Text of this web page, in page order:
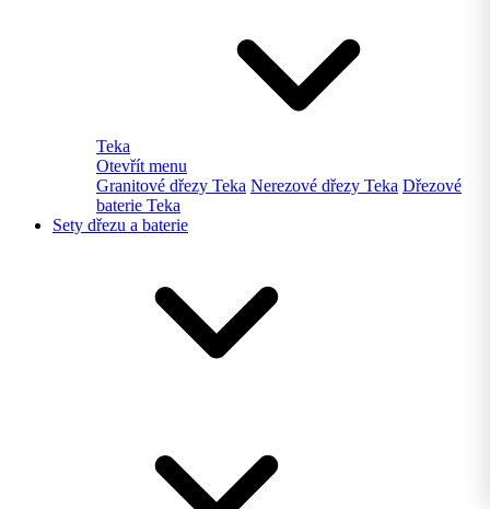
Teka
Otevřít menu
Granitové dřezy Teka Nerezové dřezy Teka Dřezové
baterie Teka
Sety dřezu a baterie